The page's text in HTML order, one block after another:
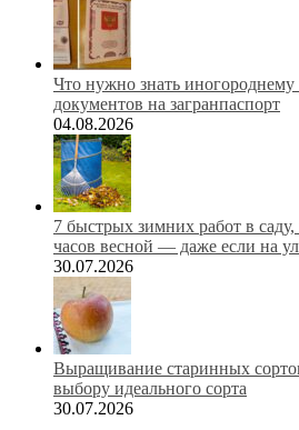
Что нужно знать иногороднему
документов на загранпаспорт
04.08.2026
7 быстрых зимних работ в
часов весной — даже если на
30.07.2026
Выращивание старинных
выбору идеального сорта
30.07.2026